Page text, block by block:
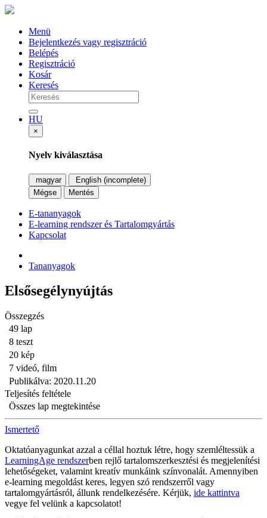
Menü
Bejelentkezés vagy regisztráció
Belépés
Regisztráció
Kosár
Keresés
HU
×
Nyelv kiválasztása
magyar
English (incomplete)
Mégse
Mentés
E-tananyagok
E-learning rendszer és Tartalomgyártás
Kapcsolat
Tananyagok
Elsősegélynyújtás
Összegzés
49 lap
8 teszt
20 kép
7 videó, film
Publikálva: 2020.11.20
Teljesítés feltétele
Összes lap megtekintése
Ismertető
Oktatóanyagunkat azzal a céllal hoztuk létre, hogy szemléltessük a
LearningAge rendszerben rejlő tartalomszerkesztési és megjelenítési
lehetőségeket, valamint kreatív munkáink színvonalát. Amennyiben
e-learning megoldást keres, legyen szó rendszerről vagy
tartalomgyártásról, állunk rendelkezésére. Kérjük, ide kattintva
vegye fel velünk a kapcsolatot!